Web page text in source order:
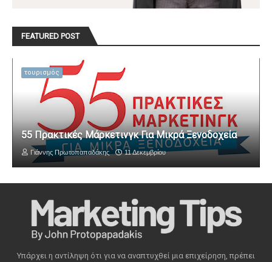
FEATURED POST
τουρισμός
55 Πρακτικές Μάρκετινγκ Για Μικρά Ξενοδοχεία
Γιάννης Πρωτοπαπαδάκης 11 Δεκεμβρίου
Υπάρχει η αντίληψη ότι για να αναπτυχθεί μια επιχείρηση, πρέπει